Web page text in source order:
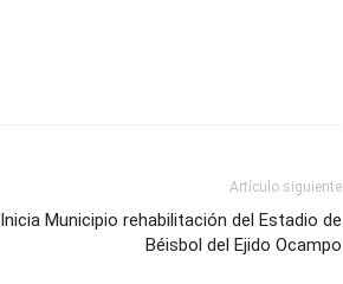
Artículo siguiente
Inicia Municipio rehabilitación del Estadio de
Béisbol del Ejido Ocampo